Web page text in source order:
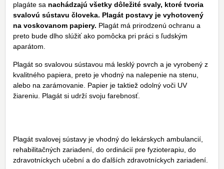
plagáte sa nachádzajú všetky dôležité svaly, ktoré tvoria
svalovú sústavu človeka. Plagát postavy je vyhotovený
na voskovanom papiery. Plagát má prirodzenú ochranu a
preto bude dlho slúžiť ako pomôcka pri práci s ľudským
aparátom.
Plagát so svalovou sústavou má lesklý povrch a je vyrobený z
kvalitného papiera, preto je vhodný na nalepenie na stenu,
alebo na zarámovanie. Papier je taktiež odolný voči UV
žiareniu. Plagát si udrží svoju farebnosť.
Plagát svalovej sústavy je vhodný do lekárskych ambulancií,
rehabilitačných zariadení, do ordinácií pre fyzioterapiu, do
zdravotníckych učební a do ďalších zdravotníckych zariadení.